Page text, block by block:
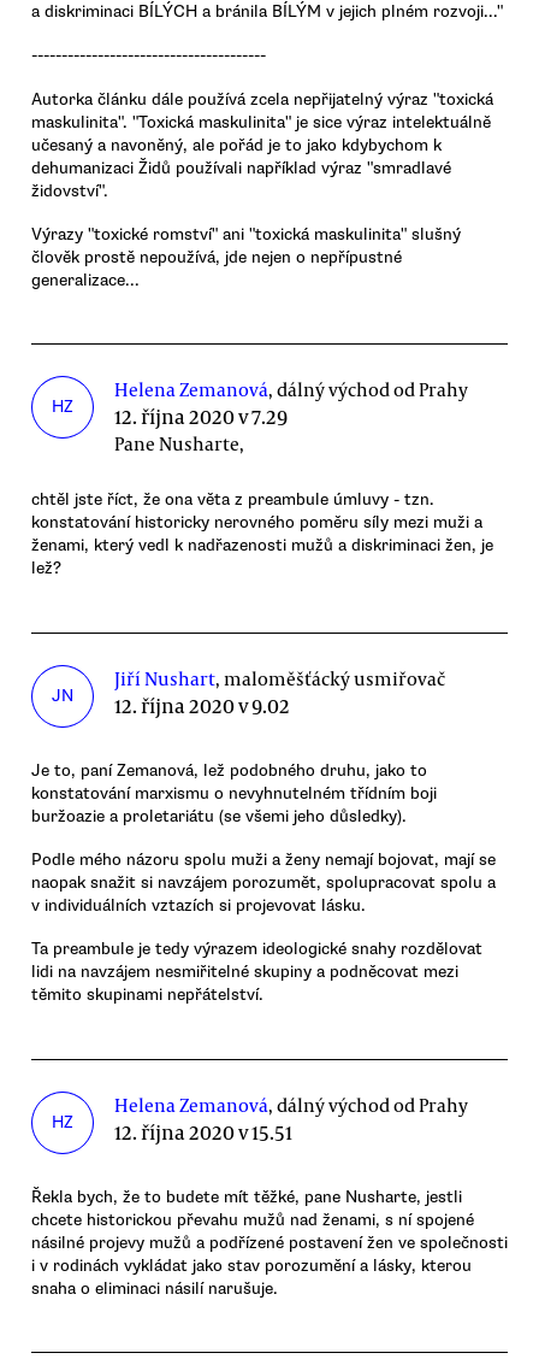
a diskriminaci BÍLÝCH a bránila BÍLÝM v jejich plném rozvoji..."
---------------------------------------
Autorka článku dále používá zcela nepřijatelný výraz "toxická
maskulinita". "Toxická maskulinita" je sice výraz intelektuálně
učesaný a navoněný, ale pořád je to jako kdybychom k
dehumanizaci Židů používali například výraz "smradlavé
židovství".
Výrazy "toxické romství" ani "toxická maskulinita" slušný
člověk prostě nepoužívá, jde nejen o nepřípustné
generalizace...
HZ
Helena Zemanová, dálný východ od Prahy
12. října 2020 v 7.29
Pane Nusharte,
chtěl jste říct, že ona věta z preambule úmluvy - tzn.
konstatování historicky nerovného poměru síly mezi muži a
ženami, který vedl k nadřazenosti mužů a diskriminaci žen, je
lež?
JN
Jiří Nushart, maloměšťácký usmiřovač
12. října 2020 v 9.02
Je to, paní Zemanová, lež podobného druhu, jako to
konstatování marxismu o nevyhnutelném třídním boji
buržoazie a proletariátu (se všemi jeho důsledky).
Podle mého názoru spolu muži a ženy nemají bojovat, mají se
naopak snažit si navzájem porozumět, spolupracovat spolu a
v individuálních vztazích si projevovat lásku.
Ta preambule je tedy výrazem ideologické snahy rozdělovat
lidi na navzájem nesmiřitelné skupiny a podněcovat mezi
těmito skupinami nepřátelství.
HZ
Helena Zemanová, dálný východ od Prahy
12. října 2020 v 15.51
Řekla bych, že to budete mít těžké, pane Nusharte, jestli
chcete historickou převahu mužů nad ženami, s ní spojené
násilné projevy mužů a podřízené postavení žen ve společnosti
i v rodinách vykládat jako stav porozumění a lásky, kterou
snaha o eliminaci násilí narušuje.